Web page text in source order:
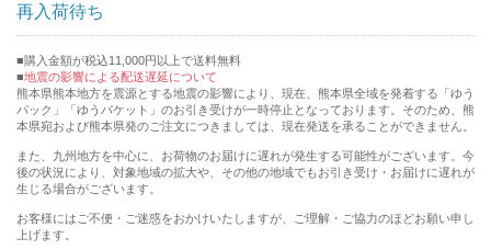
再入荷待ち
購入金額が税込11,000円以上で送料無料
地震の影響による配送遅延について
熊本県熊本地方を震源とする地震の影響により、現在、熊本県全域を発着する「ゆう
パック」「ゆうパケット」のお引き受けが一時停止となっております。そのため、熊
本県宛および熊本県発のご注文につきましては、現在発送を承ることができません。
また、九州地方を中心に、お荷物のお届けに遅れが発生する可能性がございます。今
後の状況により、対象地域の拡大や、その他の地域でもお引き受け・お届けに遅れが
生じる場合がございます。
お客様にはご不便・ご迷惑をおかけいたしますが、ご理解・ご協力のほどお願い申し
上げます。